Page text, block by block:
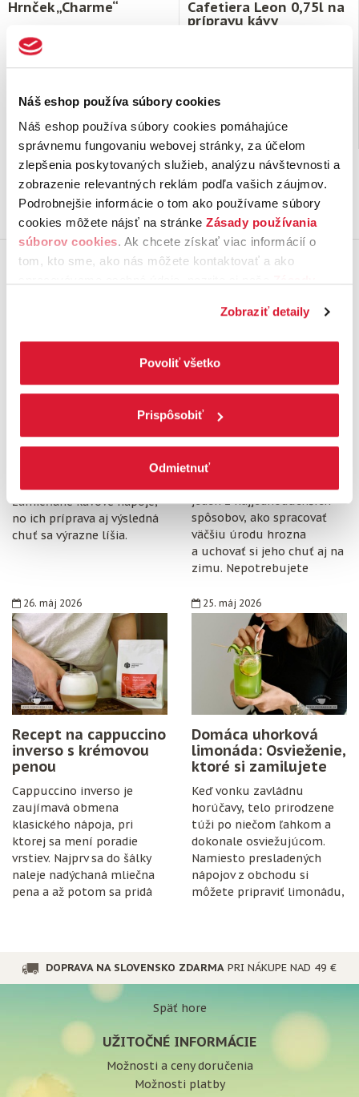
Náš eshop používa súbory cookies
Náš eshop používa súbory cookies pomáhajúce
správnemu fungovaniu webovej stránky, za účelom
zlepšenia poskytovaných služieb, analýzu návštevnosti a
zobrazenie relevantných reklám podľa vašich záujmov.
Podrobnejšie informácie o tom ako používame súbory
cookies môžete nájsť na stránke Zásady používania
súborov cookies. Ak chcete získať viac informácií o
tom, kto sme, ako nás môžete kontaktovať a ako
„Povoliť všetko“ vyjadríte svoj súhlas s používaním
zamietnuť, upravte preferencie kliknutím na tlačítko
Zobraziť detaily
Povoliť všetko
Prispôsobiť
Odmietnuť
Hrnček „Charme“
Hrnček so sitkom z nerezu a
vrchnákom pre skutočných
15, €
Nie je možné objednať
Cafetiera Leon 0,75l na
prípravu kávy
alternatívu prípravy kávy k bežne
Je to kanvička, do …
27, €
Nie je možné objednať
Najnovšie z blogu
Americano vs. lungo:
rozdiel
Americano a lungo patria
zamieňané kávové nápoje,
no ich príprava aj výsledná
chuť sa výrazne líšia.
Hroznový sirup:
Domáci recept, ktorý
prekoná kupované
verzie
jeden z najjednoduchších
spôsobov, ako spracovať
väčšiu úrodu hrozna
a uchovať si jeho chuť aj na
zimu. Nepotrebujete
konzervanty ani zložitý
postup. Stačí zrelé hrozno,
cukor, citrón, čisté fľaše
a trochu trpezlivosti.
26. máj 2026
Recept na cappuccino
inverso s krémovou
penou
Cappuccino inverso je
zaujímavá obmena
klasického nápoja, pri
ktorej sa mení poradie
vrstiev. Najprv sa do šálky
naleje nadýchaná mliečna
pena a až potom sa pridá
25. máj 2026
Domáca uhorková
limonáda: Osvieženie,
ktoré si zamilujete
Keď vonku zavládnu
horúčavy, telo prirodzene
túži po niečom ľahkom a
dokonale osviežujúcom.
Namiesto presladených
nápojov z obchodu si
môžete pripraviť limonádu,
DOPRAVA NA SLOVENSKO ZDARMA PRI NÁKUPE NAD 49 €
Späť hore
UŽITOČNÉ INFORMÁCIE
Možnosti a ceny doručenia
Možnosti platby